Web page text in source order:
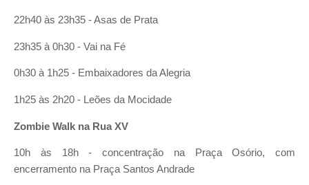
22h40 às 23h35 - Asas de Prata
23h35 à 0h30 - Vai na Fé
0h30 à 1h25 - Embaixadores da Alegria
1h25 às 2h20 - Leões da Mocidade
Zombie Walk na Rua XV
10h às 18h - concentração na Praça Osório, com
encerramento na Praça Santos Andrade